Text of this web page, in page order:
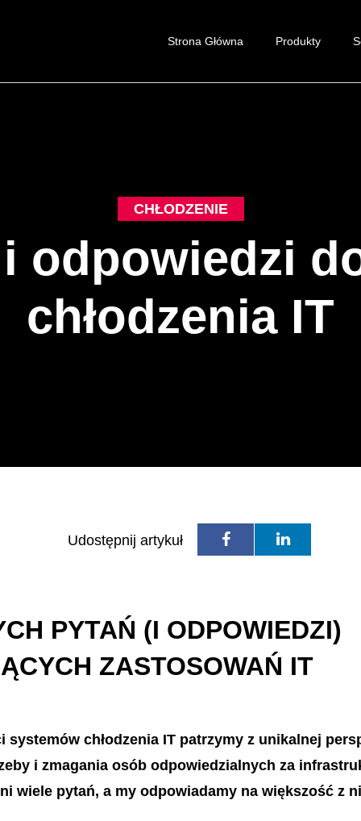
Strona Główna Produkty
CHŁODZENIE
odpowiedzi
chłodzenia IT
Udostępnij artykuł
PYTAŃ (I ODPOWIEDZI)
ZASTOSOWAŃ IT
systemów chłodzenia IT patrzymy z unikalnej
i zmagania osób odpowiedzialnych za
wiele pytań, a my odpowiadamy na większość z